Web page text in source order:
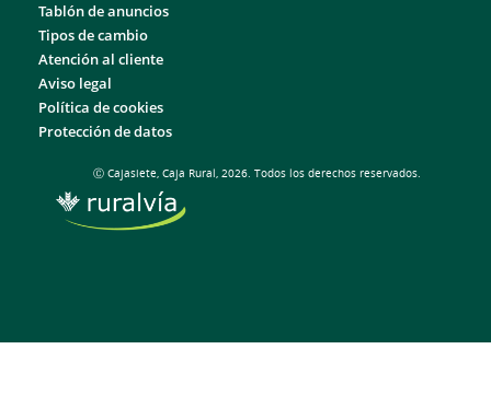
Tablón de anuncios
Tipos de cambio
Atención al cliente
Aviso legal
Política de cookies
Protección de datos
Ⓒ Cajasiete, Caja Rural, 2026. Todos los derechos reservados.